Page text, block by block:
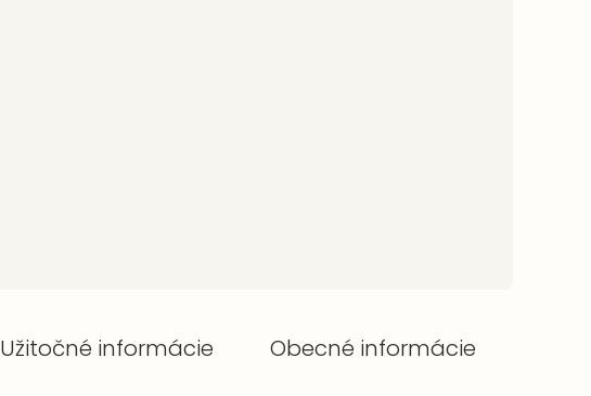
Užitočné informácie Obecné informácie